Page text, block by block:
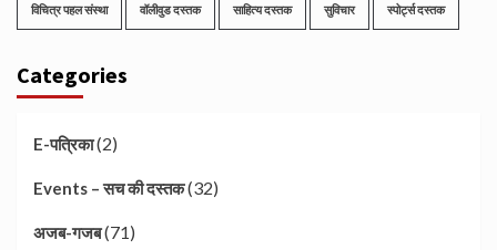
विचित्र पहल संस्था वॉलीवुड दस्तक साहित्य दस्तक सुविचार स्पोर्ट्स दस्तक
Categories
E-पत्रिका(2)
Events – सच की दस्तक(32)
अजब-गजब(71)